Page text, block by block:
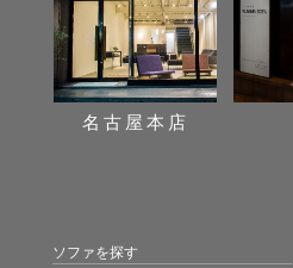
名古屋本店
ソファを探す